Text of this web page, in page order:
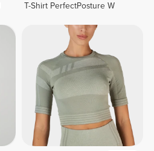
T-Shirt PerfectPosture W